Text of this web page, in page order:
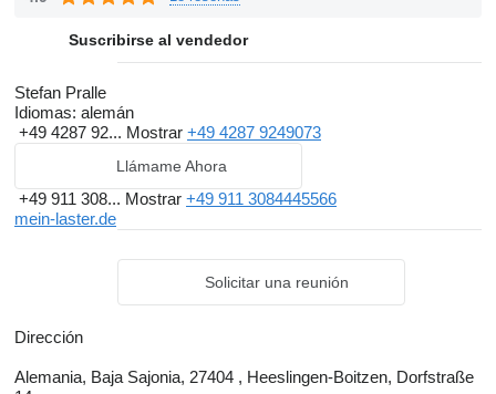
Suscribirse al vendedor
Stefan Pralle
Idiomas: alemán
+49 4287 92... Mostrar +49 4287 9249073
Llámame Ahora
+49 911 308... Mostrar +49 911 3084445566
mein-laster.de
Solicitar una reunión
Dirección
Alemania, Baja Sajonia, 27404 , Heeslingen-Boitzen, Dorfstraße